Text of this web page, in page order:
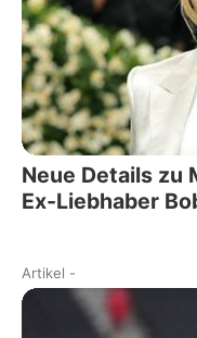
Neue Details zu
Ex-Liebhaber
Artikel -